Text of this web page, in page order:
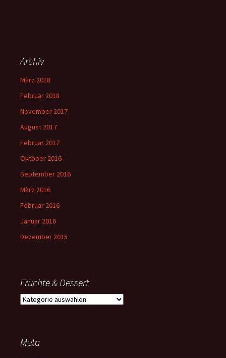
Archiv
März 2018
Februar 2018
November 2017
August 2017
Februar 2017
Oktober 2016
September 2016
März 2016
Februar 2016
Januar 2016
Dezember 2015
Früchte & Dessert
Früchte
Meta